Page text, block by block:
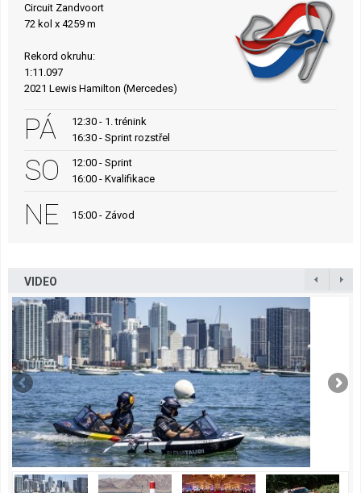
Circuit Zandvoort
72 kol x 4259 m
Rekord okruhu:
1:11.097
2021 Lewis Hamilton (Mercedes)
PÁ
12:30 - 1. trénink
16:30 - Sprint rozstřel
SO
12:00 - Sprint
16:00 - Kvalifikace
NE 15:00 - Závod
VIDEO